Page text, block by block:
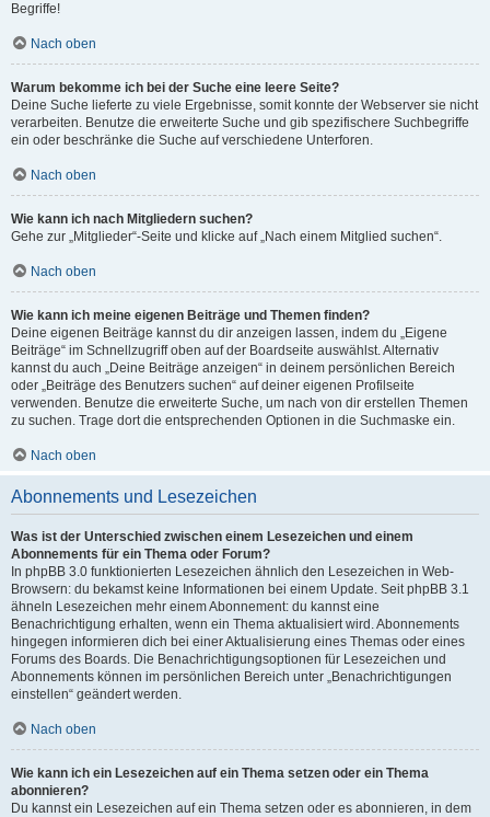
Begriffe!
Nach oben
Warum bekomme ich bei der Suche eine leere Seite?
Deine Suche lieferte zu viele Ergebnisse, somit konnte der Webserver sie nicht
verarbeiten. Benutze die erweiterte Suche und gib spezifischere Suchbegriffe
ein oder beschränke die Suche auf verschiedene Unterforen.
Nach oben
Wie kann ich nach Mitgliedern suchen?
Gehe zur „Mitglieder“-Seite und klicke auf „Nach einem Mitglied suchen“.
Nach oben
Wie kann ich meine eigenen Beiträge und Themen finden?
Deine eigenen Beiträge kannst du dir anzeigen lassen, indem du „Eigene
Beiträge“ im Schnellzugriff oben auf der Boardseite auswählst. Alternativ
kannst du auch „Deine Beiträge anzeigen“ in deinem persönlichen Bereich
oder „Beiträge des Benutzers suchen“ auf deiner eigenen Profilseite
verwenden. Benutze die erweiterte Suche, um nach von dir erstellen Themen
zu suchen. Trage dort die entsprechenden Optionen in die Suchmaske ein.
Nach oben
Abonnements und Lesezeichen
Was ist der Unterschied zwischen einem Lesezeichen und einem
Abonnements für ein Thema oder Forum?
In phpBB 3.0 funktionierten Lesezeichen ähnlich den Lesezeichen in Web-
Browsern: du bekamst keine Informationen bei einem Update. Seit phpBB 3.1
ähneln Lesezeichen mehr einem Abonnement: du kannst eine
Benachrichtigung erhalten, wenn ein Thema aktualisiert wird. Abonnements
hingegen informieren dich bei einer Aktualisierung eines Themas oder eines
Forums des Boards. Die Benachrichtigungsoptionen für Lesezeichen und
Abonnements können im persönlichen Bereich unter „Benachrichtigungen
einstellen“ geändert werden.
Nach oben
Wie kann ich ein Lesezeichen auf ein Thema setzen oder ein Thema
abonnieren?
Du kannst ein Lesezeichen auf ein Thema setzen oder es abonnieren, in dem